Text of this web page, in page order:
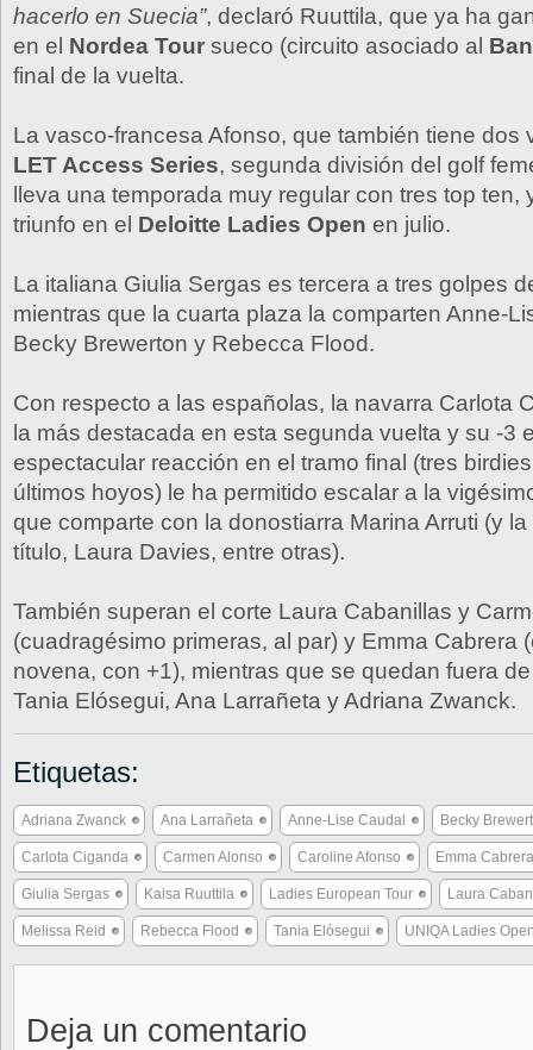
hacerlo en Suecia”, declaró Ruuttila, que ya ha
en el Nordea Tour sueco (circuito asociado al
final de la vuelta.
La vasco-francesa Afonso, que también tiene dos
LET Access Series, segunda división del golf
lleva una temporada muy regular con tres top ten,
triunfo en el Deloitte Ladies Open en julio.
La italiana Giulia Sergas es tercera a tres golpes
mientras que la cuarta plaza la comparten Anne-
Becky Brewerton y Rebecca Flood.
Con respecto a las españolas, la navarra Carlota
la más destacada en esta segunda vuelta y su -3
espectacular reacción en el tramo final (tres
últimos hoyos) le ha permitido escalar a la
que comparte con la donostiarra Marina Arruti (y
título, Laura Davies, entre otras).
También superan el corte Laura Cabanillas y
(cuadragésimo primeras, al par) y Emma Cabrera
novena, con +1), mientras que se quedan fuera
Tania Elósegui, Ana Larrañeta y Adriana Zwanck.
Etiquetas:
Adriana Zwanck Ana Larrañeta Anne-Lise Caudal Becky
Carlota Ciganda Carmen Alonso Caroline Afonso Emma
Giulia Sergas Kaisa Ruuttila Ladies European Tour Laura
Melissa Reid Rebecca Flood Tania Elósegui UNIQA Ladies
Deja un comentario